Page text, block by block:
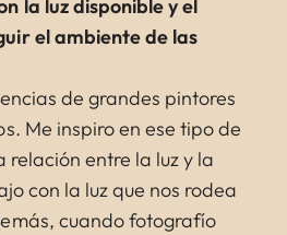
la luz disponible y el
el ambiente de las
de grandes pintores
Me inspiro en ese tipo de
entre la luz y la
con la luz que nos rodea
cuando fotografío